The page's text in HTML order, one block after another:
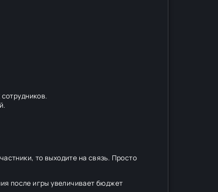
то выходите на связь. Просто
после игры увеличивает бюджет